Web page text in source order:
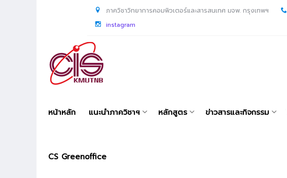
ภาควิชาวิทยาการคอมพิวเตอร์และสารสนเทศ มจพ. กรุงเทพฯ
instagram
หน้าหลัก แนะนำภาควิชาฯ หลักสูตร ข่าวสารและกิจกรรม
CS Greenoffice